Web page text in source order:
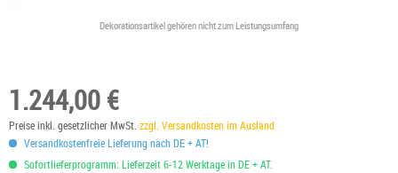
Dekorationsartikel gehören nicht zum Leistungsumfang
1.244,00 €
Preise inkl. gesetzlicher MwSt. zzgl. Versandkosten im Ausland
Versandkostenfreie Lieferung nach DE + AT!
Sofortlieferprogramm: Lieferzeit 6-12 Werktage in DE + AT.